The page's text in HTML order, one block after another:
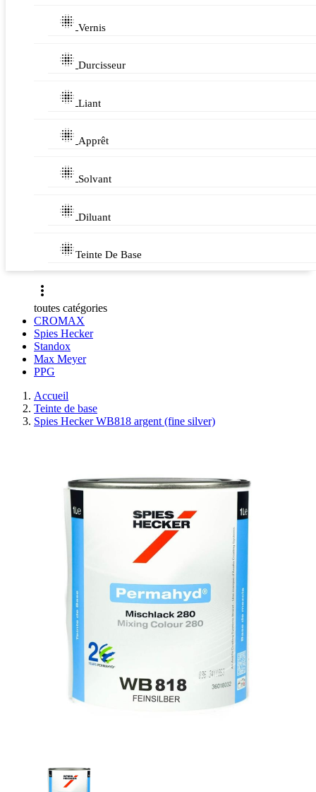
 Vernis
 Durcisseur
 Liant
 Apprêt
 Solvant
 Diluant
Teinte De Base

toutes catégories
CROMAX
Spies Hecker
Standox
Max Meyer
PPG
Accueil
Teinte de base
Spies Hecker WB818 argent (fine silver)